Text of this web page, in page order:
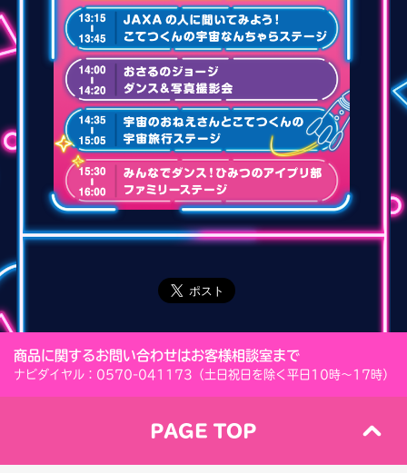
商品に関するお問い合わせはお客様相談室まで
ナビダイヤル：0570-041173（土日祝日を除く平日10時～17時）
PAGE TOP